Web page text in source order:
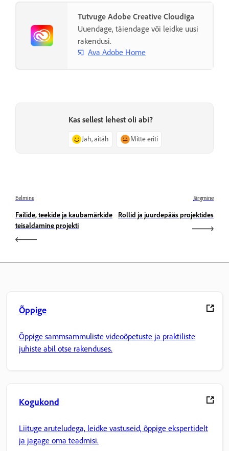
Tutvuge Adobe Creative Cloudiga
Uuendage, täiendage või leidke uusi
rakendusi.
Ava Adobe Home
Kas sellest lehest oli abi?
Jah, aitäh Mitte eriti
Eelmine
Failide, teekide ja kaubamärkide
teisaldamine projekti
Järgmine
Rollid ja juurdepääs projektides
Õppige
Õppige sammsammuliste videoõpetuste ja praktiliste
juhiste abil otse rakenduses.
Kogukond
Liituge aruteludega, leidke vastuseid, õppige ekspertidelt
ja jagage oma teadmisi.